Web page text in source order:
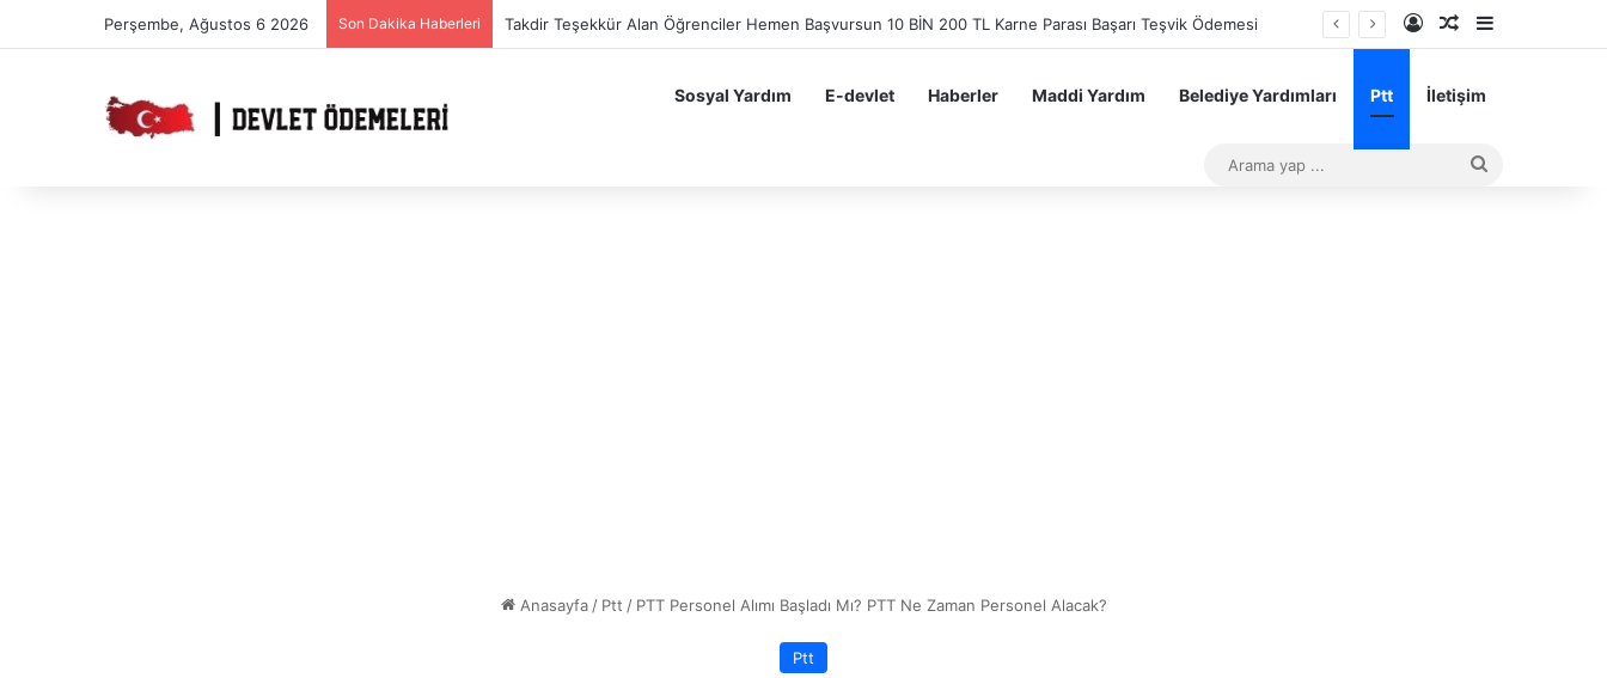
Perşembe, Ağustos 6 2026 Son Dakika Haberleri PTT’den Öğrencilere 5500 TL Destek. Karnesiyle gelen öğrencilere 5.500 TL karne hediyesi Kayıt OlRastgele Makale
Sosyal Yardım E-devlet Haberler Maddi Yardım Belediye Yardımları Ptt İletişim
Anasayfa / Ptt / PTT Personel Alımı Başladı Mı? PTT Ne Zaman Personel Alacak?
Ptt